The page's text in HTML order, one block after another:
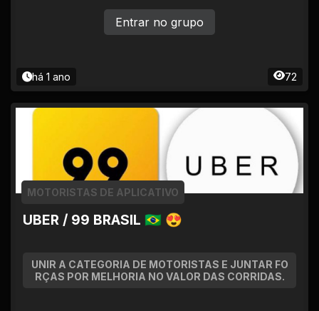
há 1 ano 72
Entrar no grupo
UBER / 99 BRASIL 🇧🇷 😍
MOTORISTAS DE APLICATIVO
UNIR A CATEGORIA DE MOTORISTAS E JUNTAR FO
RÇAS POR MELHORIA NO VALOR DAS CORRIDAS.